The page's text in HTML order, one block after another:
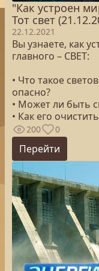
"Как устроен
Тот свет
22.12.2021
Вы узнаете, как
главного – СВЕТ:
• Что такое
опасно?
• Может ли быть
• Как его
200 0
Перейти